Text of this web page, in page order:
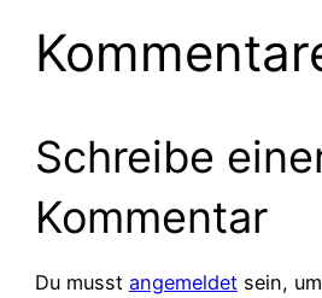
Schreibe
Kommentar
Du musst angemeldetsein,